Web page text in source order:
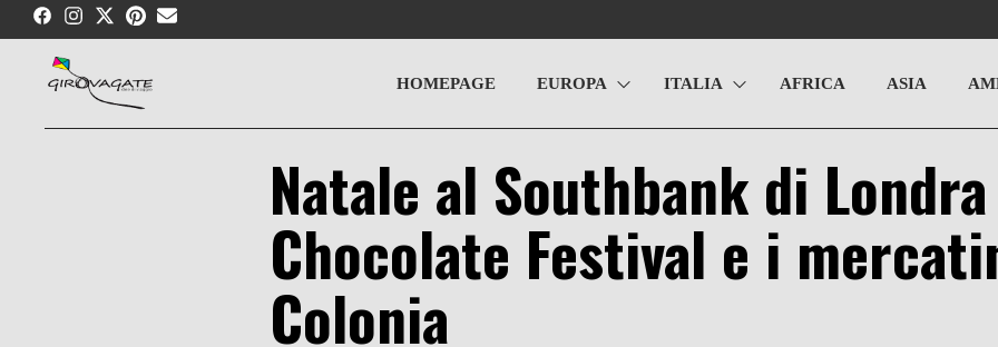
Skip
content
HOMEPAGE EUROPA ITALIA AFRICA ASIA
Natale al Southbank di
Chocolate Festival e i
Colonia